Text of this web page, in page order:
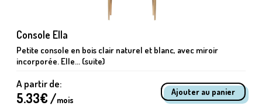
Console Ella
Petite console en bois clair naturel et blanc, avec miroir
incorporée. Elle... (suite)
A partir de:
5.33€ /mois